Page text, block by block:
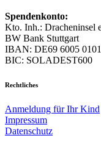
Spendenkonto:
Kto. Inh.: Dracheninsel
BW Bank Stuttgart
IBAN: DE69 6005
BIC: SOLADEST600
Rechtliches
Anmeldung für Ihr Kind
Impressum
Datenschutz